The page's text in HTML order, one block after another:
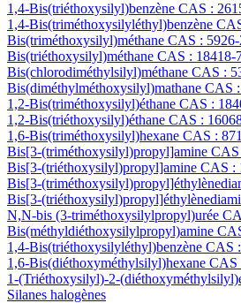
1,4-Bis(triéthoxysilyl)benzène CAS :
1,4-Bis(triméthoxysilyléthyl)benzène
Bis(triméthoxysilyl)méthane CAS :
Bis(triéthoxysilyl)méthane CAS : 18418-
Bis(chlorodiméthylsilyl)méthane CAS :
Bis(diméthylméthoxysilyl)mathane CAS
1,2-Bis(triméthoxysilyl)éthane CAS :
1,2-Bis(triéthoxysilyl)éthane CAS :
1,6-Bis(triméthoxysilyl)hexane CAS :
Bis[3-(triméthoxysilyl)propyl]amine CAS
Bis[3-(triéthoxysilyl)propyl]amine CAS :
Bis[3-
Bis[3-
N,N-bis (3-triméthoxysilylpropyl)urée
Bis(méthyldiéthoxysilylpropyl)amine
1,4-Bis(triéthoxysilyléthyl)benzène CAS
1,6-Bis(diéthoxyméthylsilyl)hexane CAS
1-(Triéthoxysilyl)-2-
Silanes halogènes